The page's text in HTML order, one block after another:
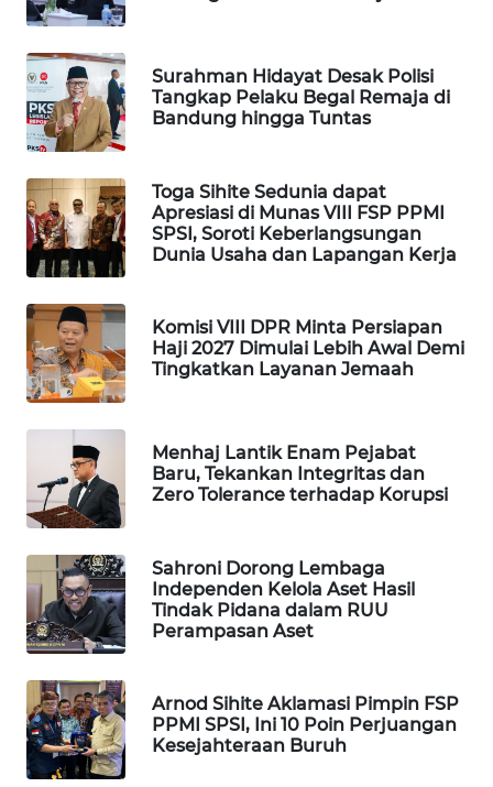
Surahman Hidayat Desak Polisi
Tangkap Pelaku Begal Remaja di
Bandung hingga Tuntas
Toga Sihite Sedunia dapat
Apresiasi di Munas VIII FSP PPMI
SPSI, Soroti Keberlangsungan
Dunia Usaha dan Lapangan Kerja
Komisi VIII DPR Minta Persiapan
Haji 2027 Dimulai Lebih Awal Demi
Tingkatkan Layanan Jemaah
Menhaj Lantik Enam Pejabat
Baru, Tekankan Integritas dan
Zero Tolerance terhadap Korupsi
Sahroni Dorong Lembaga
Independen Kelola Aset Hasil
Tindak Pidana dalam RUU
Perampasan Aset
Arnod Sihite Aklamasi Pimpin FSP
PPMI SPSI, Ini 10 Poin Perjuangan
Kesejahteraan Buruh
WAHANA
WAHANA
HEALTH
WAHANA
DESA
WISATA
WAHANA
Wahana
Network
KONSUMEN
LISTRIK
MASYARAKAT
WALINKI
ID
MAWAKA
ID
MARTABAT